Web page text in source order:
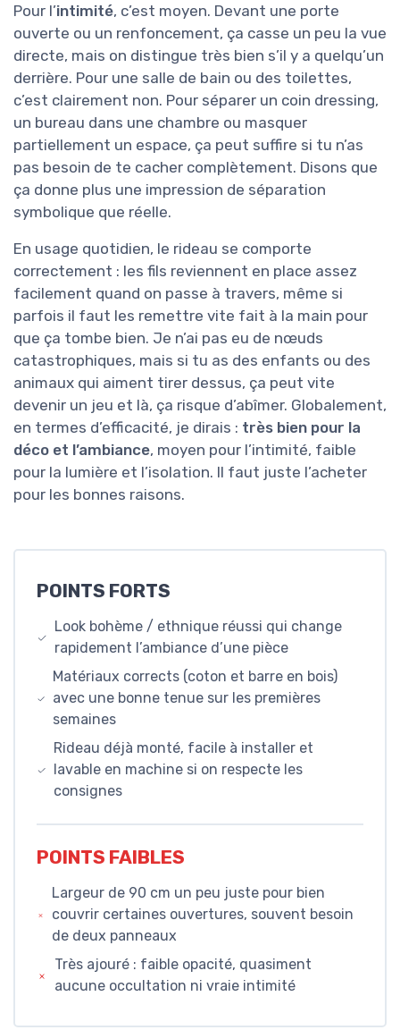
Pour l’intimité, c’est moyen. Devant une porte
ouverte ou un renfoncement, ça casse un peu la vue
directe, mais on distingue très bien s’il y a quelqu’un
derrière. Pour une salle de bain ou des toilettes,
c’est clairement non. Pour séparer un coin dressing,
un bureau dans une chambre ou masquer
partiellement un espace, ça peut suffire si tu n’as
pas besoin de te cacher complètement. Disons que
ça donne plus une impression de séparation
symbolique que réelle.
En usage quotidien, le rideau se comporte
correctement : les fils reviennent en place assez
facilement quand on passe à travers, même si
parfois il faut les remettre vite fait à la main pour
que ça tombe bien. Je n’ai pas eu de nœuds
catastrophiques, mais si tu as des enfants ou des
animaux qui aiment tirer dessus, ça peut vite
devenir un jeu et là, ça risque d’abîmer. Globalement,
en termes d’efficacité, je dirais : très bien pour la
déco et l’ambiance, moyen pour l’intimité, faible
pour la lumière et l’isolation. Il faut juste l’acheter
pour les bonnes raisons.
POINTS FORTS
Look bohème / ethnique réussi qui change
rapidement l’ambiance d’une pièce
Matériaux corrects (coton et barre en bois)
avec une bonne tenue sur les premières
semaines
Rideau déjà monté, facile à installer et
lavable en machine si on respecte les
consignes
POINTS FAIBLES
Largeur de 90 cm un peu juste pour bien
couvrir certaines ouvertures, souvent besoin
de deux panneaux
Très ajouré : faible opacité, quasiment
aucune occultation ni vraie intimité